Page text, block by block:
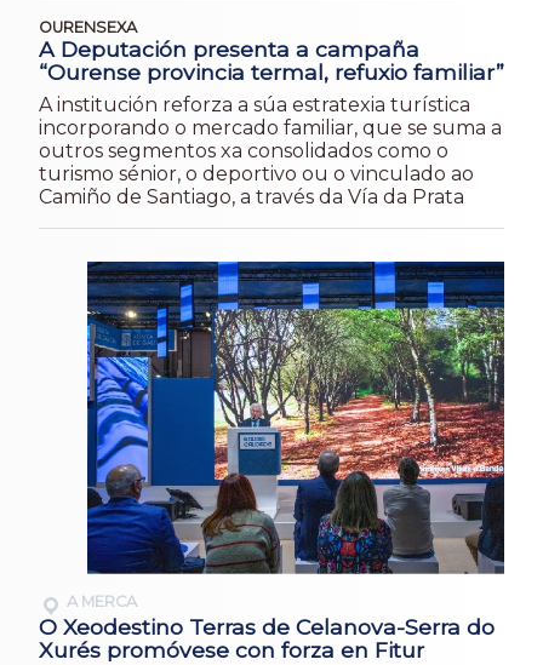
OURENSEXA
A Deputación presenta a campaña
“Ourense provincia termal, refuxio familiar”
A institución reforza a súa estratexia turística
incorporando o mercado familiar, que se suma a
outros segmentos xa consolidados como o
turismo sénior, o deportivo ou o vinculado ao
Camiño de Santiago, a través da Vía da Prata
A MERCA
O Xeodestino Terras de Celanova-Serra do
Xurés promóvese con forza en Fitur